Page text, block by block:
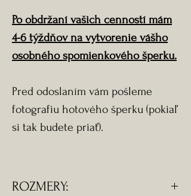
Po obdržaní vašich cenností mám
4-6 týždňov na vytvorenie vášho
osobného spomienkového šperku.
Pred odoslaním vám pošleme
fotografiu hotového šperku (pokiaľ
si tak budete priať).
ROZMERY: